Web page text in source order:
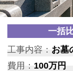
一括
工事内容： お墓
費用： 100万円